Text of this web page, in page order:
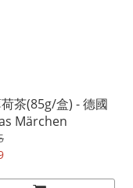
茶(85g/盒) - 德國
Märchen